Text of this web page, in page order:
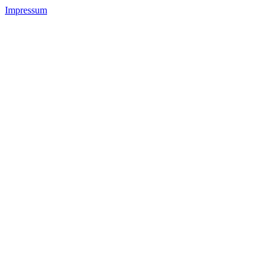
Impressum